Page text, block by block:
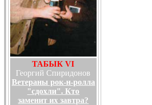
ТАБЫК VI
Георгий Спиридонов
Ветераны рок-н-ролла
"сдохли". Кто
заменит их завтра?